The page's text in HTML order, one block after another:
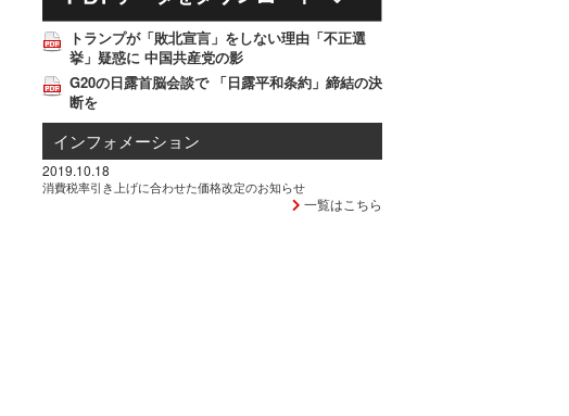
トランプが「敗北宣言」をしない理由「不正選
挙」疑惑に 中国共産党の影
G20の日露首脳会談で 「日露平和条約」締結の決
断を
インフォメーション
2019.10.18
消費税率引き上げに合わせた価格改定のお知らせ
一覧はこちら